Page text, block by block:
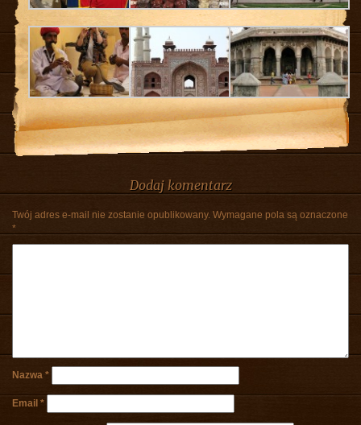
Dodaj komentarz
Twój adres e-mail nie zostanie opublikowany. Wymagane pola są oznaczone
*
Nazwa *
Email *